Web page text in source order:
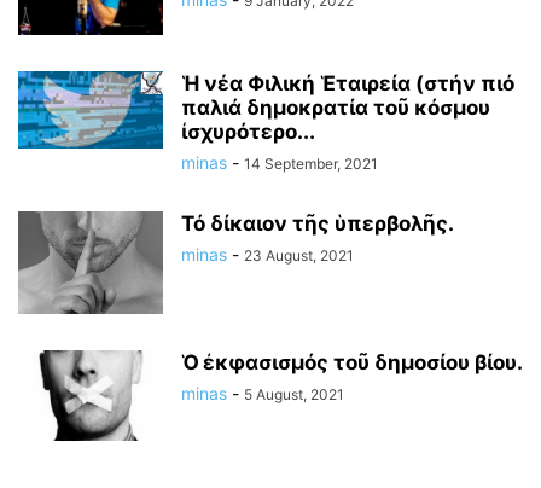
Ἡ νέα Φιλική Ἑταιρεία (στήν πιό
παλιά δημοκρατία τοῦ κόσμου
ἰσχυρότερο...
minas - 14 September, 2021
Τό δίκαιον τῆς ὑπερβολῆς.
minas - 23 August, 2021
Ὁ ἐκφασισμός τοῦ δημοσίου βίου.
minas - 5 August, 2021